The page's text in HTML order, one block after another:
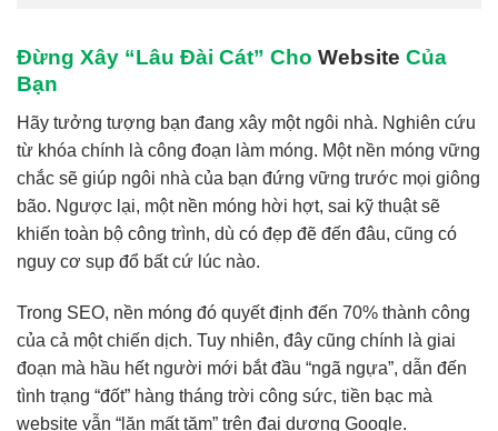
Đừng Xây “Lâu Đài Cát” Cho Website Của
Bạn
Hãy tưởng tượng bạn đang xây một ngôi nhà. Nghiên cứu
từ khóa chính là công đoạn làm móng. Một nền móng vững
chắc sẽ giúp ngôi nhà của bạn đứng vững trước mọi giông
bão. Ngược lại, một nền móng hời hợt, sai kỹ thuật sẽ
khiến toàn bộ công trình, dù có đẹp đẽ đến đâu, cũng có
nguy cơ sụp đổ bất cứ lúc nào.
Trong SEO, nền móng đó quyết định đến 70% thành công
của cả một chiến dịch. Tuy nhiên, đây cũng chính là giai
đoạn mà hầu hết người mới bắt đầu “ngã ngựa”, dẫn đến
tình trạng “đốt” hàng tháng trời công sức, tiền bạc mà
website vẫn “lặn mất tăm” trên đại dương Google.